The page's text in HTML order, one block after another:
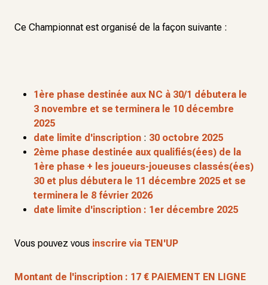
Ce Championnat est organisé de la façon suivante :
1ère phase destinée aux NC à 30/1 débutera le
3 novembre et se terminera le 10 décembre
2025
date limite d'inscription : 30 octobre 2025
2ème phase destinée aux qualifiés(ées) de la
1ère phase + les joueurs-joueuses classés(ées)
30 et plus débutera le 11 décembre 2025 et se
terminera le 8 février 2026
date limite d'inscription : 1er décembre 2025
Vous pouvez vous inscrire via TEN'UP
Montant de l'inscription : 17 € PAIEMENT EN LIGNE